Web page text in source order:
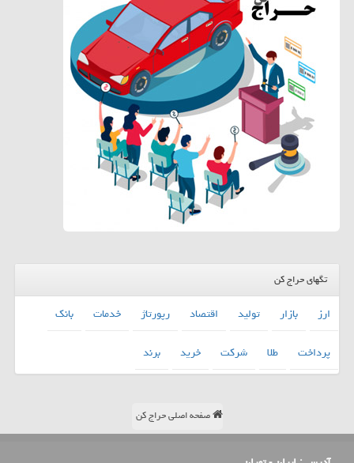
تگهای حراج کن
ارز بازار تولید اقتصاد رپورتاژ خدمات
بانك
پرداخت
طلا شركت خرید برند
صفحه اصلی حراج کن